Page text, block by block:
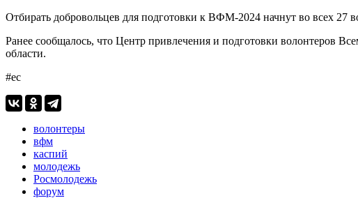
Отбирать добровольцев для подготовки к ВФМ-2024 начнут во всех 27
Ранее сообщалось, что Центр привлечения и подготовки волонтеров
области.
#ес
волонтеры
вфм
каспий
молодежь
Росмолодежь
форум